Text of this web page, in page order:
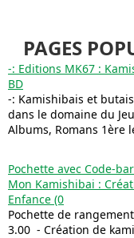
PAGES
-: Editions MK67 :
BD
-: Kamishibais et
dans le domaine du
Albums, Romans 1ère
Pochette avec Code-
Mon Kamishibai :
Enfance (0
Pochette de
3.00  - Création de